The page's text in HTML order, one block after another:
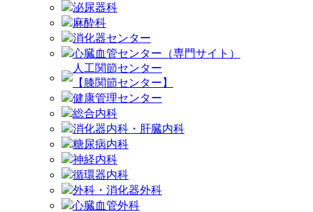
泌尿器科
麻酔科
消化器センター
心臓血管センター（専門サイト）
人工関節センター
【膝関節センター】
健康管理センター
総合内科
消化器内科・肝臓内科
糖尿病内科
神経内科
循環器内科
外科・消化器外科
心臓血管外科